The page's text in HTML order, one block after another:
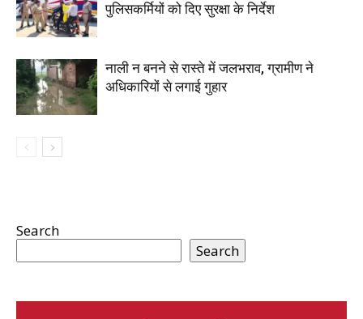
पुलिसकर्मियों को दिए सुरक्षा के निर्देश
नाली न बनने से रास्ते में जलभराव, ग्रामीण ने
अधिकारियों से लगाई गुहार
Search
Search